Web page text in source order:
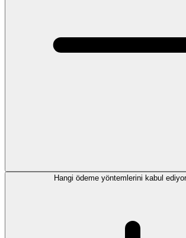
Hangi ödeme yöntemlerini kabul